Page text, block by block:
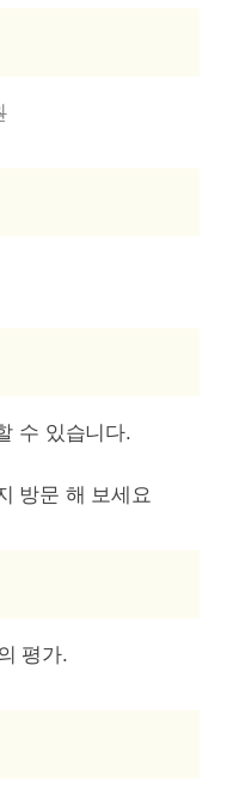
수 있습니다.
방문 해 보세요
평가.